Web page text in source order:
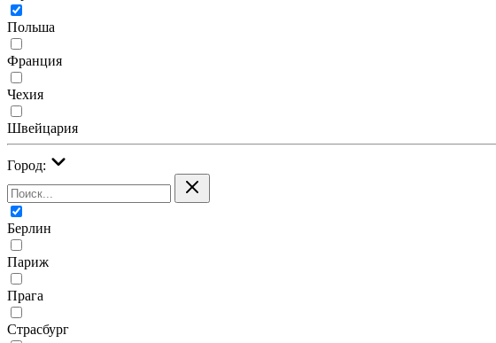
Польша
Франция
Чехия
Швейцария
Город:
Берлин
Париж
Прага
Страсбург